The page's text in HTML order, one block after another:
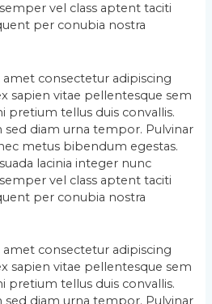
vel class aptent taciti
per conubia nostra
consectetur adipiscing
sapien vitae pellentesque sem
pretium tellus duis convallis.
sed diam urna tempor. Pulvinar
metus bibendum egestas.
lacinia integer nunc
vel class aptent taciti
per conubia nostra
consectetur adipiscing
sapien vitae pellentesque sem
pretium tellus duis convallis.
sed diam urna tempor. Pulvinar